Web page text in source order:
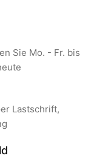
Sie Mo. - Fr. bis
Lastschrift,